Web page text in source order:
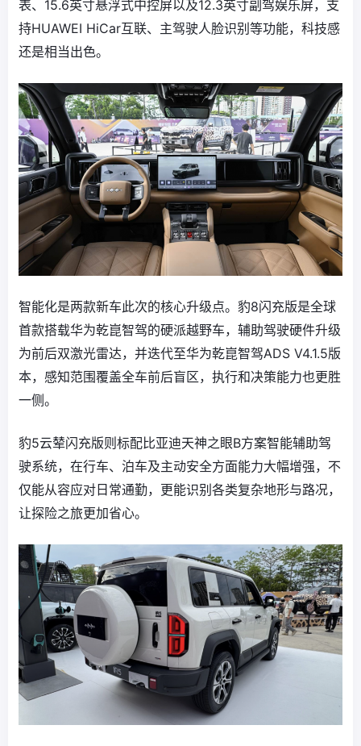
表、15.6英寸悬浮式中控屏以及12.3英寸副驾娱乐屏，支
持HUAWEI HiCar互联、主驾驶人脸识别等功能，科技感
还是相当出色。
智能化是两款新车此次的核心升级点。豹8闪充版是全球
首款搭载华为乾崑智驾的硬派越野车，辅助驾驶硬件升级
为前后双激光雷达，并迭代至华为乾崑智驾ADS V4.1.5版
本，感知范围覆盖全车前后盲区，执行和决策能力也更胜
一侧。
豹5云辇闪充版则标配比亚迪天神之眼B方案智能辅助驾
驶系统，在行车、泊车及主动安全方面能力大幅增强，不
仅能从容应对日常通勤，更能识别各类复杂地形与路况，
让探险之旅更加省心。